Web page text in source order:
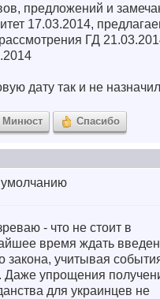
предложений и
17.03.2014,
ГД
дату так и не
Минюст Спасибо
- что не стоит в
время ждать
закона, учитывая
Даже упрощения
для украинцев не